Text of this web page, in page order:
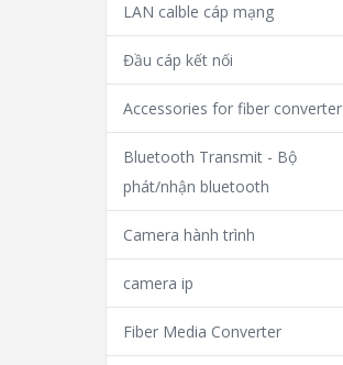
LAN calble cáp mạng
Đầu cáp kết nối
Accessories for fiber converter
Bluetooth Transmit - Bộ
phát/nhận bluetooth
Camera hành trình
camera ip
Fiber Media Converter